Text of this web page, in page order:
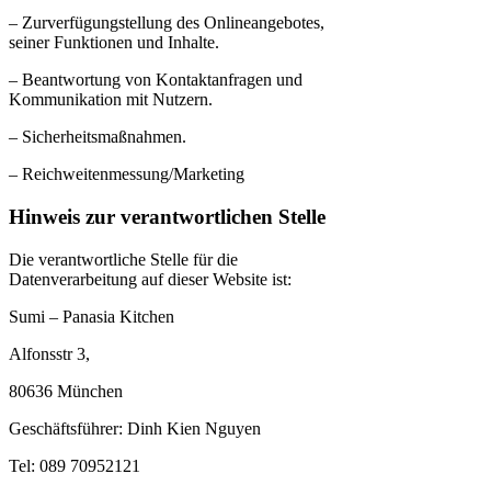
– Zurverfügungstellung des Onlineangebotes,
seiner Funktionen und Inhalte.
– Beantwortung von Kontaktanfragen und
Kommunikation mit Nutzern.
– Sicherheitsmaßnahmen.
– Reichweitenmessung/Marketing
Hinweis zur verantwortlichen Stelle
Die verantwortliche Stelle für die
Datenverarbeitung auf dieser Website ist:
Sumi – Panasia Kitchen
Alfonsstr 3,
80636 München
Geschäftsführer: Dinh Kien Nguyen
Tel: 089 70952121